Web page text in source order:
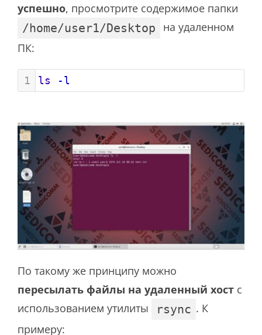
успешно, просмотрите содержимое папки
/home/user1/Desktop
на удаленном
ПК:
1 ls -l
По такому же принципу можно
пересылать файлы на удаленный хост с
использованием утилиты
rsync . К
примеру: